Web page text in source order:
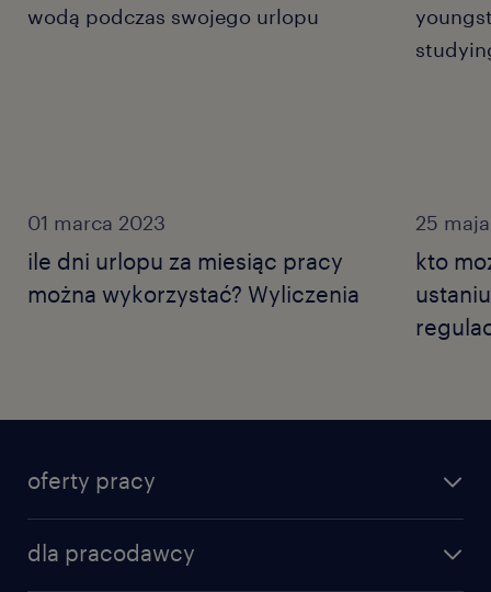
01 marca 2023
ile dni urlopu za miesiąc pracy
można wykorzystać? Wyliczenia
25
kto
oferty pracy
dla pracodawcy